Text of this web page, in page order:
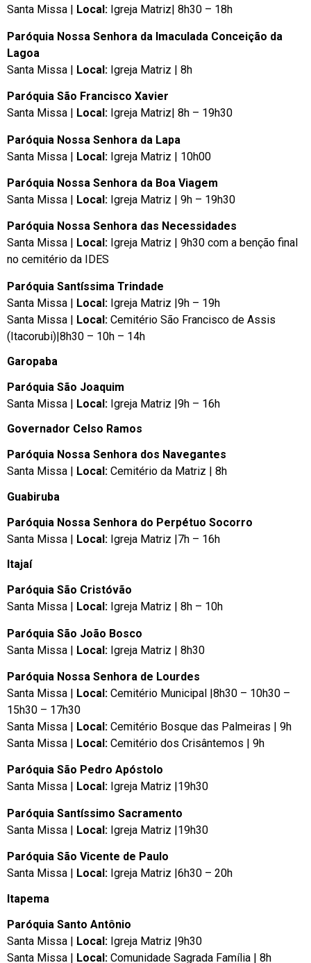
Santa Missa |
Local: Igreja Matriz| 8h30 – 18h
Paróquia Nossa Senhora da Imaculada Conceição da
Lagoa
Santa Missa | Local: Igreja Matriz | 8h
Paróquia São Francisco Xavier
Santa Missa | Local: Igreja Matriz| 8h – 19h30
Paróquia Nossa Senhora da Lapa
Santa Missa | Local: Igreja Matriz | 10h00
Paróquia Nossa Senhora da Boa Viagem
Santa Missa | Local: Igreja Matriz | 9h – 19h30
Paróquia Nossa Senhora das Necessidades
Santa Missa |
Local: Igreja Matriz | 9h30 com a benção final
no cemitério da IDES
Paróquia Santíssima Trindade
Santa Missa | Local: Igreja Matriz |9h – 19h
Santa Missa | Local: Cemitério São Francisco de Assis
(Itacorubi)|8h30 – 10h – 14h
Garopaba
Paróquia São Joaquim
Santa Missa | Local: Igreja Matriz |9h – 16h
Governador Celso Ramos
Paróquia Nossa Senhora dos Navegantes
Santa Missa |
Local: Cemitério da Matriz | 8h
Guabiruba
Paróquia Nossa Senhora do Perpétuo Socorro
Santa Missa | Local: Igreja Matriz |7h – 16h
Itajaí
Paróquia São Cristóvão
Santa Missa |
Local: Igreja Matriz | 8h – 10h
Paróquia São João Bosco
Santa Missa | Local: Igreja Matriz | 8h30
Paróquia Nossa Senhora de Lourdes
Santa Missa | Local: Cemitério Municipal |8h30 – 10h30 –
15h30 – 17h30
Santa Missa | Local: Cemitério Bosque das Palmeiras | 9h
Santa Missa | Local: Cemitério dos Crisântemos | 9h
Paróquia São Pedro Apóstolo
Santa Missa |
Local: Igreja Matriz |19h30
Paróquia Santíssimo Sacramento
Santa Missa | Local: Igreja Matriz |19h30
Paróquia São Vicente de Paulo
Santa Missa |
Local: Igreja Matriz |6h30 – 20h
Itapema
Paróquia Santo Antônio
Santa Missa | Local: Igreja Matriz |9h30
Santa Missa | Local: Comunidade Sagrada Família | 8h